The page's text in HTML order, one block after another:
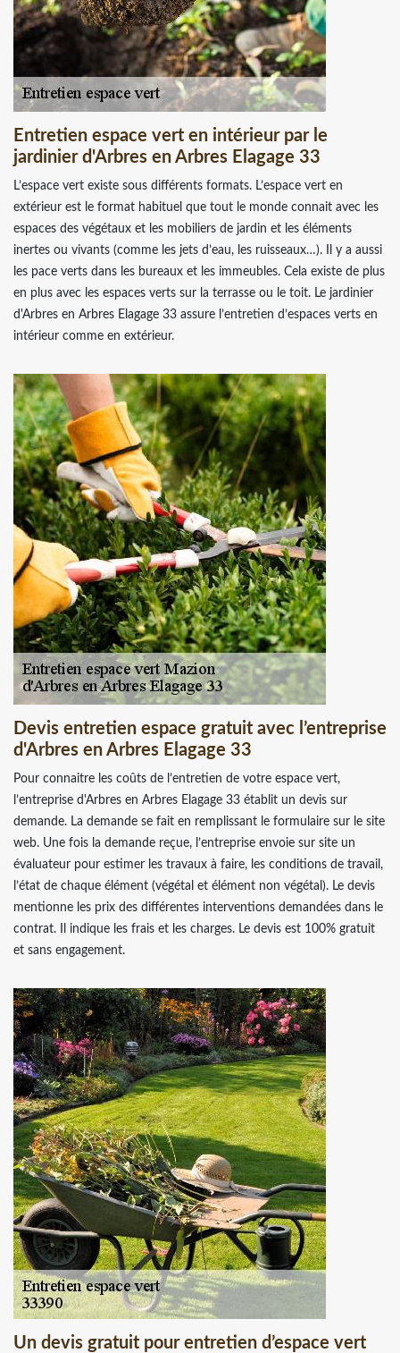
Entretien espace vert en intérieur par le
jardinier d'Arbres en Arbres Elagage 33
L’espace vert existe sous différents formats. L’espace vert en
extérieur est le format habituel que tout le monde connait avec les
espaces des végétaux et les mobiliers de jardin et les éléments
inertes ou vivants (comme les jets d’eau, les ruisseaux…). Il y a aussi
les pace verts dans les bureaux et les immeubles. Cela existe de plus
en plus avec les espaces verts sur la terrasse ou le toit. Le jardinier
d'Arbres en Arbres Elagage 33 assure l’entretien d’espaces verts en
intérieur comme en extérieur.
Devis entretien espace gratuit avec l’entreprise
d'Arbres en Arbres Elagage 33
Pour connaitre les coûts de l’entretien de votre espace vert,
l’entreprise d'Arbres en Arbres Elagage 33 établit un devis sur
demande. La demande se fait en remplissant le formulaire sur le site
web. Une fois la demande reçue, l’entreprise envoie sur site un
évaluateur pour estimer les travaux à faire, les conditions de travail,
l’état de chaque élément (végétal et élément non végétal). Le devis
mentionne les prix des différentes interventions demandées dans le
contrat. Il indique les frais et les charges. Le devis est 100% gratuit
et sans engagement.
Un devis gratuit pour entretien d’espace vert